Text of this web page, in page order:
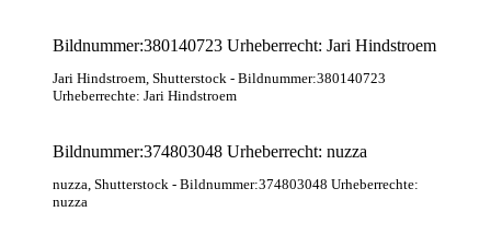
Bildnummer:380140723 Urheberrecht: Jari Hindstroem
Jari Hindstroem, Shutterstock - Bildnummer:380140723
Urheberrechte: Jari Hindstroem
Bildnummer:374803048 Urheberrecht: nuzza
nuzza, Shutterstock - Bildnummer:374803048 Urheberrechte:
nuzza